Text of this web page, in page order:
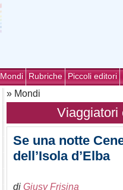
Mondi Rubriche Piccoli editori
» Mondi
Viaggiatori
Se una notte
dell’Isola d’Elba
di Giusy Frisina